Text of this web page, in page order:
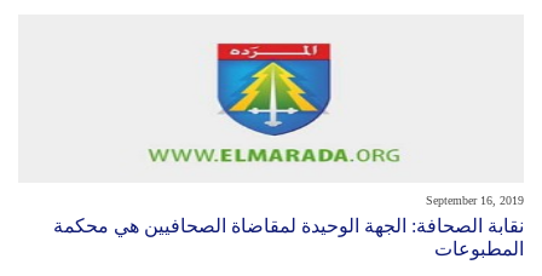
September 16, 2019
نقابة الصحافة: الجهة الوحيدة لمقاضاة الصحافيين هي محكمة
المطبوعات